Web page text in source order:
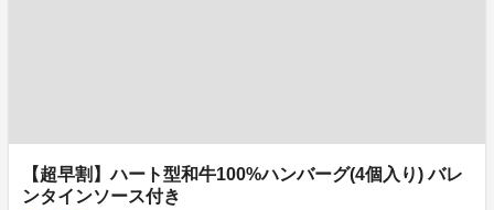
【超早割】ハート型和牛100%ハンバーグ(4個入り) バレ
ンタインソース付き